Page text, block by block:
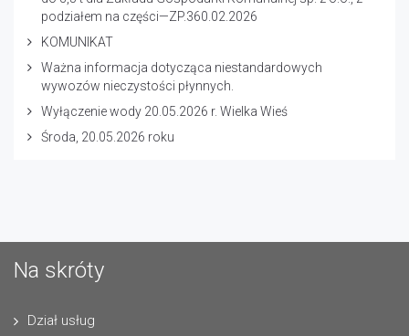
podziałem na części—ZP.360.02.2026
KOMUNIKAT
Ważna informacja dotycząca niestandardowych
wywozów nieczystości płynnych.
Wyłączenie wody 20.05.2026 r. Wielka Wieś
Środa, 20.05.2026 roku
Na skróty
Dział usług